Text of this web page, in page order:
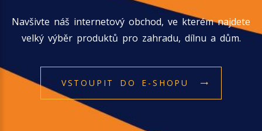
Navšivte náš internetový obchod, ve kterém najdete
velký výběr produktů pro zahradu, dílnu a dům.
VSTOUPIT DO E-SHOPU